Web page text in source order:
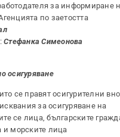
за информиране
по заетостта
Стефанка Симеонова
осигуряване
се правят осигурителни
за осигуряване на
се лица, българските
и морските лица